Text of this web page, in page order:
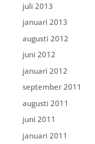
juli 2013
januari 2013
augusti 2012
juni 2012
januari 2012
september 2011
augusti 2011
juni 2011
januari 2011